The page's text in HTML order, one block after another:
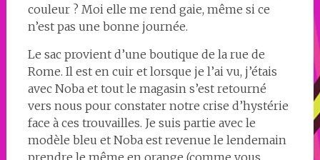
couleur ? Moi elle me rend gaie, même si ce
n’est pas une bonne journée.
Le sac provient d’une boutique de la rue de
Rome. Il est en cuir et lorsque je l’ai vu, j’étais
avec Noba et tout le magasin s’est retourné
vers nous pour constater notre crise d’hystérie
face à ces trouvailles. Je suis partie avec le
modèle bleu et Noba est revenue le lendemain
prendre le même en orange (comme vous